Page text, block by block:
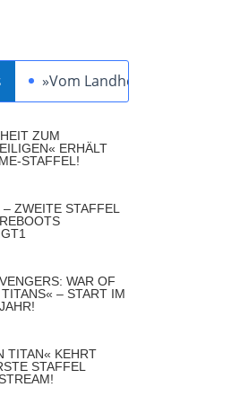
»Vom Landheit zum
ZUM
ERHÄLT
STAFFEL!
ZWEITE STAFFEL
WAR OF
– START IM
TITAN« KEHRT
STAFFEL